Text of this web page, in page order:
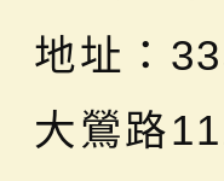
地址：
大鶯路